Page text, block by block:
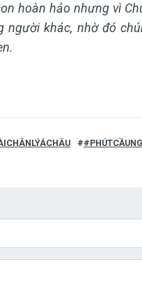
hoàn hảo nhưng vì
người khác, nhờ đó